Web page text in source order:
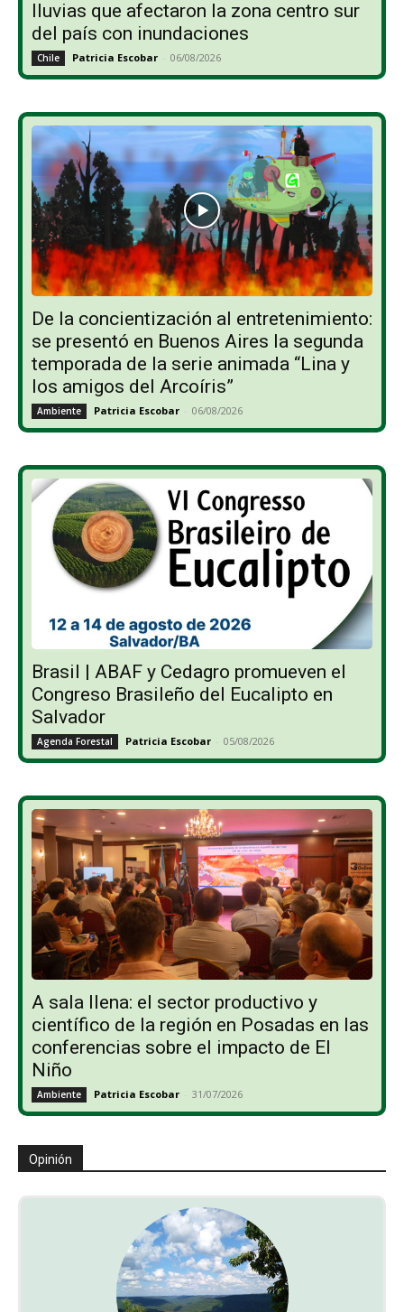
lluvias que afectaron la zona centro sur
del país con inundaciones
Chile Patricia Escobar - 06/08/2026
De la concientización al entretenimiento:
se presentó en Buenos Aires la segunda
temporada de la serie animada “Lina y
los amigos del Arcoíris”
Ambiente Patricia Escobar - 06/08/2026
Brasil | ABAF y Cedagro promueven el
Congreso Brasileño del Eucalipto en
Salvador
Agenda Forestal Patricia Escobar - 05/08/2026
A sala llena: el sector productivo y
científico de la región en Posadas en las
conferencias sobre el impacto de El
Niño
Ambiente Patricia Escobar - 31/07/2026
Opinión